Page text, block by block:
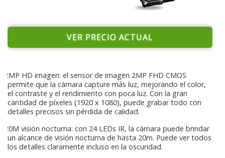
VER PRECIO ACTUAL
2MP HD imagen: el sensor de imagen 2MP FHD CMOS
permite que la cámara capture más luz, mejorando el color,
el contraste y el rendimiento con poca luz. Con la gran
cantidad de píxeles (1920 x 1080), puede grabar todo con
detalles precisos sin pérdida de calidad.
20M visión nocturna: con 24 LEDs IR, la cámara puede brindar
un alcance de visión nocturna de hasta 20m. Puede ver todos
los detalles claramente incluso en la oscuridad.